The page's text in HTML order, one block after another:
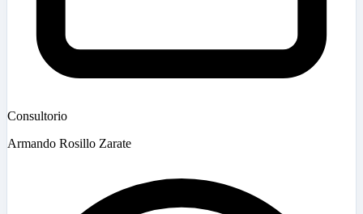
Consultorio
Armando Rosillo Zarate